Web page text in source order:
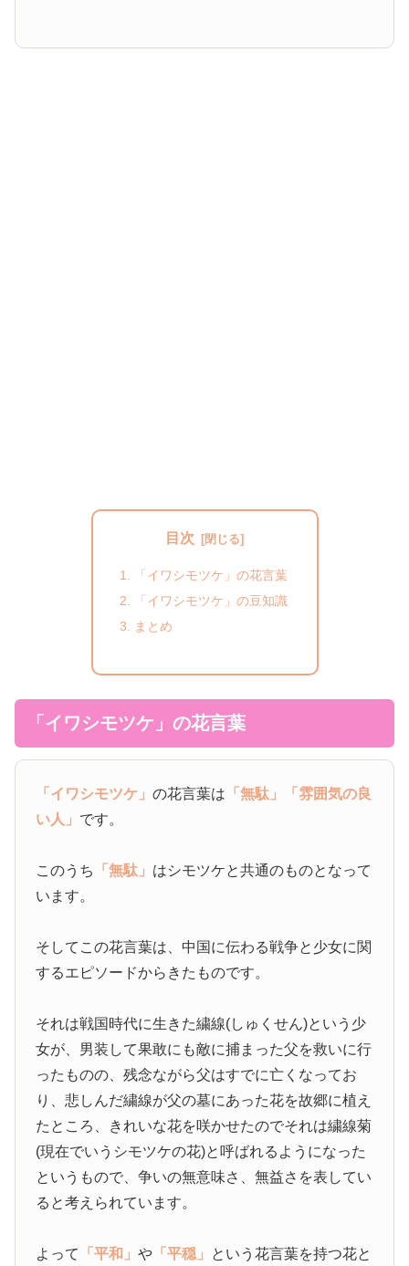
目次
「イワシモツケ」の花言葉
「イワシモツケ」の豆知識
まとめ
「イワシモツケ」の花言葉
「イワシモツケ」の花言葉は 「無駄」
「雰囲気の良
い人」 です。
このうち 「無駄」 はシモツケと共通のものとなって
います。
そしてこの花言葉は、中国に伝わる戦争と少女に関
するエピソードからきたものです。
それは戦国時代に生きた繍線(しゅくせん)という少
女が、男装して果敢にも敵に捕まった父を救いに行
ったものの、残念ながら父はすでに亡くなってお
り、悲しんだ繍線が父の墓にあった花を故郷に植え
たところ、きれいな花を咲かせたのでそれは繍線菊
(現在でいうシモツケの花)と呼ばれるようになった
というもので、争いの無意味さ、無益さを表してい
ると考えられています。
よって 「平和」や 「平穏」 という花言葉を持つ花と